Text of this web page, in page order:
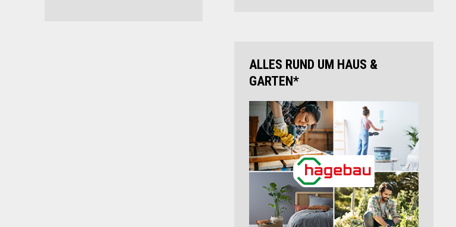
ALLES RUND UM HAUS &
GARTEN*